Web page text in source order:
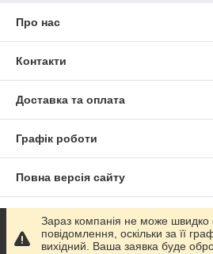
Про нас
Контакти
Доставка та оплата
Графік роботи
Повна версія сайту
Сайт створено на маркетплейсі
Зараз компанія не може
повідомлення, оскільки за її
вихідний. Ваша заявка буде